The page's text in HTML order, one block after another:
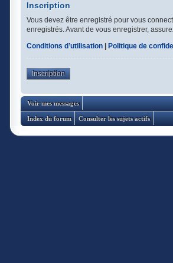
Inscription
Vous devez être enregistré pour vous
enregistrés. Avant de vous enregistrer,
Conditions d’utilisation
Politique de
Inscription
Voir mes messages
Index du forum Consulter les sujets actifs